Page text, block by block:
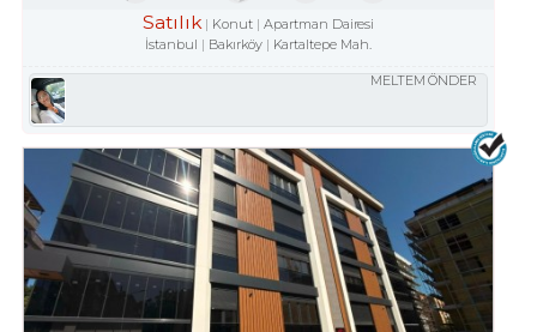
Satılık Konut
Apartman Dairesi
İstanbul
Bakırköy Kartaltepe Mah.
MELTEM ÖNDER